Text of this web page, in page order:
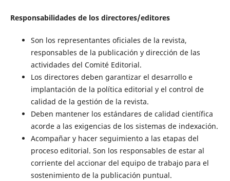
Responsabilidades de los directores/editores
Son los representantes oficiales de la revista,
responsables de la publicación y dirección de las
actividades del Comité Editorial.
Los directores deben garantizar el desarrollo e
implantación de la política editorial y el control de
calidad de la gestión de la revista.
Deben mantener los estándares de calidad científica
acorde a las exigencias de los sistemas de indexación.
Acompañar y hacer seguimiento a las etapas del
proceso editorial. Son los responsables de estar al
corriente del accionar del equipo de trabajo para el
sostenimiento de la publicación puntual.